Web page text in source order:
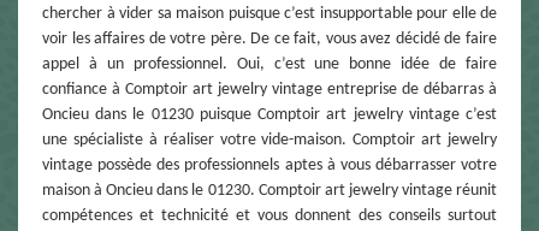
chercher à vider sa maison puisque c’est insupportable pour elle de
voir les affaires de votre père. De ce fait, vous avez décidé de faire
appel à un professionnel. Oui, c’est une bonne idée de faire
confiance à Comptoir art jewelry vintage entreprise de débarras à
Oncieu dans le 01230 puisque Comptoir art jewelry vintage c’est
une spécialiste à réaliser votre vide-maison. Comptoir art jewelry
vintage possède des professionnels aptes à vous débarrasser votre
maison à Oncieu dans le 01230. Comptoir art jewelry vintage réunit
compétences et technicité et vous donnent des conseils surtout